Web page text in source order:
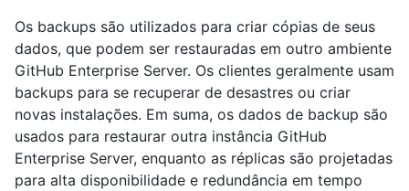
Os backups são utilizados para criar cópias de seus
dados, que podem ser restauradas em outro ambiente
GitHub Enterprise Server. Os clientes geralmente usam
backups para se recuperar de desastres ou criar
novas instalações. Em suma, os dados de backup são
usados para restaurar outra instância GitHub
Enterprise Server, enquanto as réplicas são projetadas
para alta disponibilidade e redundância em tempo